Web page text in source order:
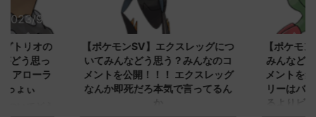
2023/9/8
トリオの
どう思っ
アローラ
っょぃ
【ポケモンSV】エクスレッグにつ
いてみんなどう思う？みんなのコ
メントを公開！！！ エクスレッグ
なんか即死だろ本気で言ってるん
か
【ポケモ
みんなど
メントを
リーはバ
るよりビ